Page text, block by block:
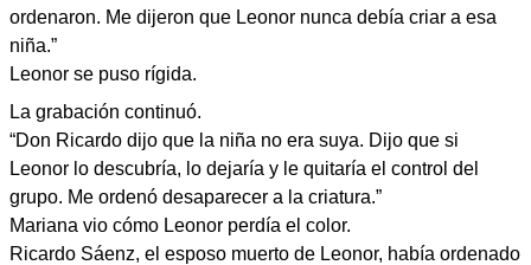
ordenaron. Me dijeron que Leonor nunca debía criar a esa
niña.”
Leonor se puso rígida.
La grabación continuó.
“Don Ricardo dijo que la niña no era suya. Dijo que si
Leonor lo descubría, lo dejaría y le quitaría el control del
grupo. Me ordenó desaparecer a la criatura.”
Mariana vio cómo Leonor perdía el color.
Ricardo Sáenz, el esposo muerto de Leonor, había ordenado